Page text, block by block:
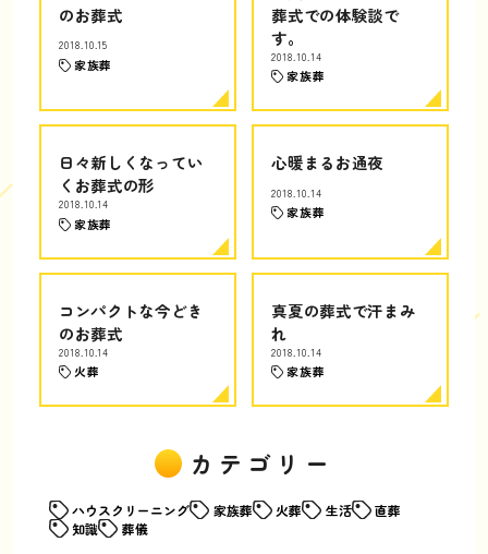
のお葬式
2018.10.15
家族葬
葬式での体験談で
す。
2018.10.14
家族葬
日々新しくなってい
くお葬式の形
2018.10.14
家族葬
心暖まるお通夜
2018.10.14
家族葬
コンパクトな今どき
のお葬式
2018.10.14
火葬
真夏の葬式で汗まみ
れ
2018.10.14
家族葬
カテゴリー
ハウスクリーニング 家族葬 火葬 生活
直葬
知識
葬儀